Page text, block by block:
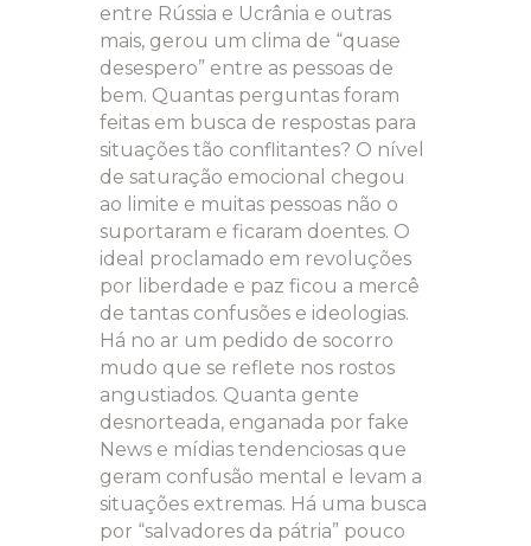
entre Rússia e Ucrânia e outras
mais, gerou um clima de “quase
desespero” entre as pessoas de
bem. Quantas perguntas foram
feitas em busca de respostas para
situações tão conflitantes? O nível
de saturação emocional chegou
ao limite e muitas pessoas não o
suportaram e ficaram doentes. O
ideal proclamado em revoluções
por liberdade e paz ficou a mercê
de tantas confusões e ideologias.
Há no ar um pedido de socorro
mudo que se reflete nos rostos
angustiados. Quanta gente
desnorteada, enganada por fake
News e mídias tendenciosas que
geram confusão mental e levam a
situações extremas. Há uma busca
por “salvadores da pátria” pouco